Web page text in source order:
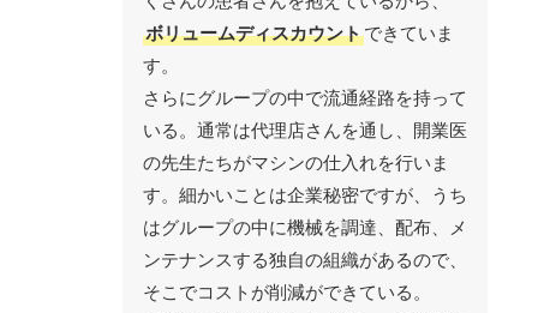
ボリュームディスカウントできていま
す。
さらにグループの中で流通経路を持って
いる。通常は代理店さんを通し、開業医
の先生たちがマシンの仕入れを行いま
す。細かいことは企業秘密ですが、うち
はグループの中に機械を調達、配布、メ
ンテナンスする独自の組織があるので、
そこでコストが削減ができている。